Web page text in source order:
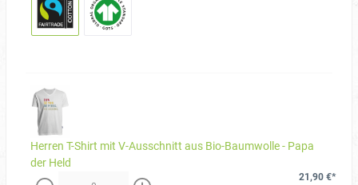
Herren T-Shirt mit V-Ausschnitt aus Bio-Baumwolle - Papa
der Held
21,90 €*